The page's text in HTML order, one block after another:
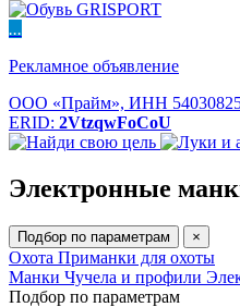
...
Рекламное объявление
ООО «Прайм», ИНН
ERID: 2VtzqwFoCoU
Электронные
Подбор по параметрам ×
Охота Приманки для охоты
Манки Чучела и профили
Подбор по параметрам